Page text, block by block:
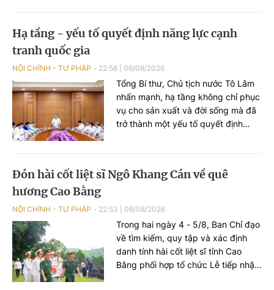
Hạ tầng - yếu tố quyết định năng lực cạnh
tranh quốc gia
NỘI CHÍNH - TƯ PHÁP 22:56 06/08/2026
Tổng Bí thư, Chủ tịch nước Tô Lâm
nhấn mạnh, hạ tầng không chỉ phục
vụ cho sản xuất và đời sống mà đã
trở thành một yếu tố quyết định
để phát triển năng lực sản xuất
Đón hài cốt liệt sĩ Ngô Khang Cán về quê
hương Cao Bằng
NỘI CHÍNH - TƯ PHÁP 22:53 06/08/2026
Trong hai ngày 4 - 5/8, Ban Chỉ đạo
về tìm kiếm, quy tập và xác định
danh tính hài cốt liệt sĩ tỉnh Cao
Bằng phối hợp tổ chức Lễ tiếp nhận